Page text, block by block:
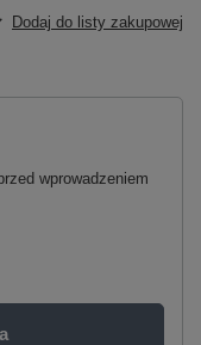
Dodaj do listy zakupowej
wprowadzeniem